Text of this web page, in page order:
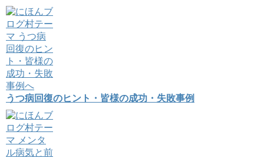
うつ病回復のヒント・皆様の成功・失敗事例